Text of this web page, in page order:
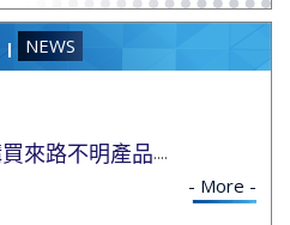
NEWS
來路不明產品....
- More -